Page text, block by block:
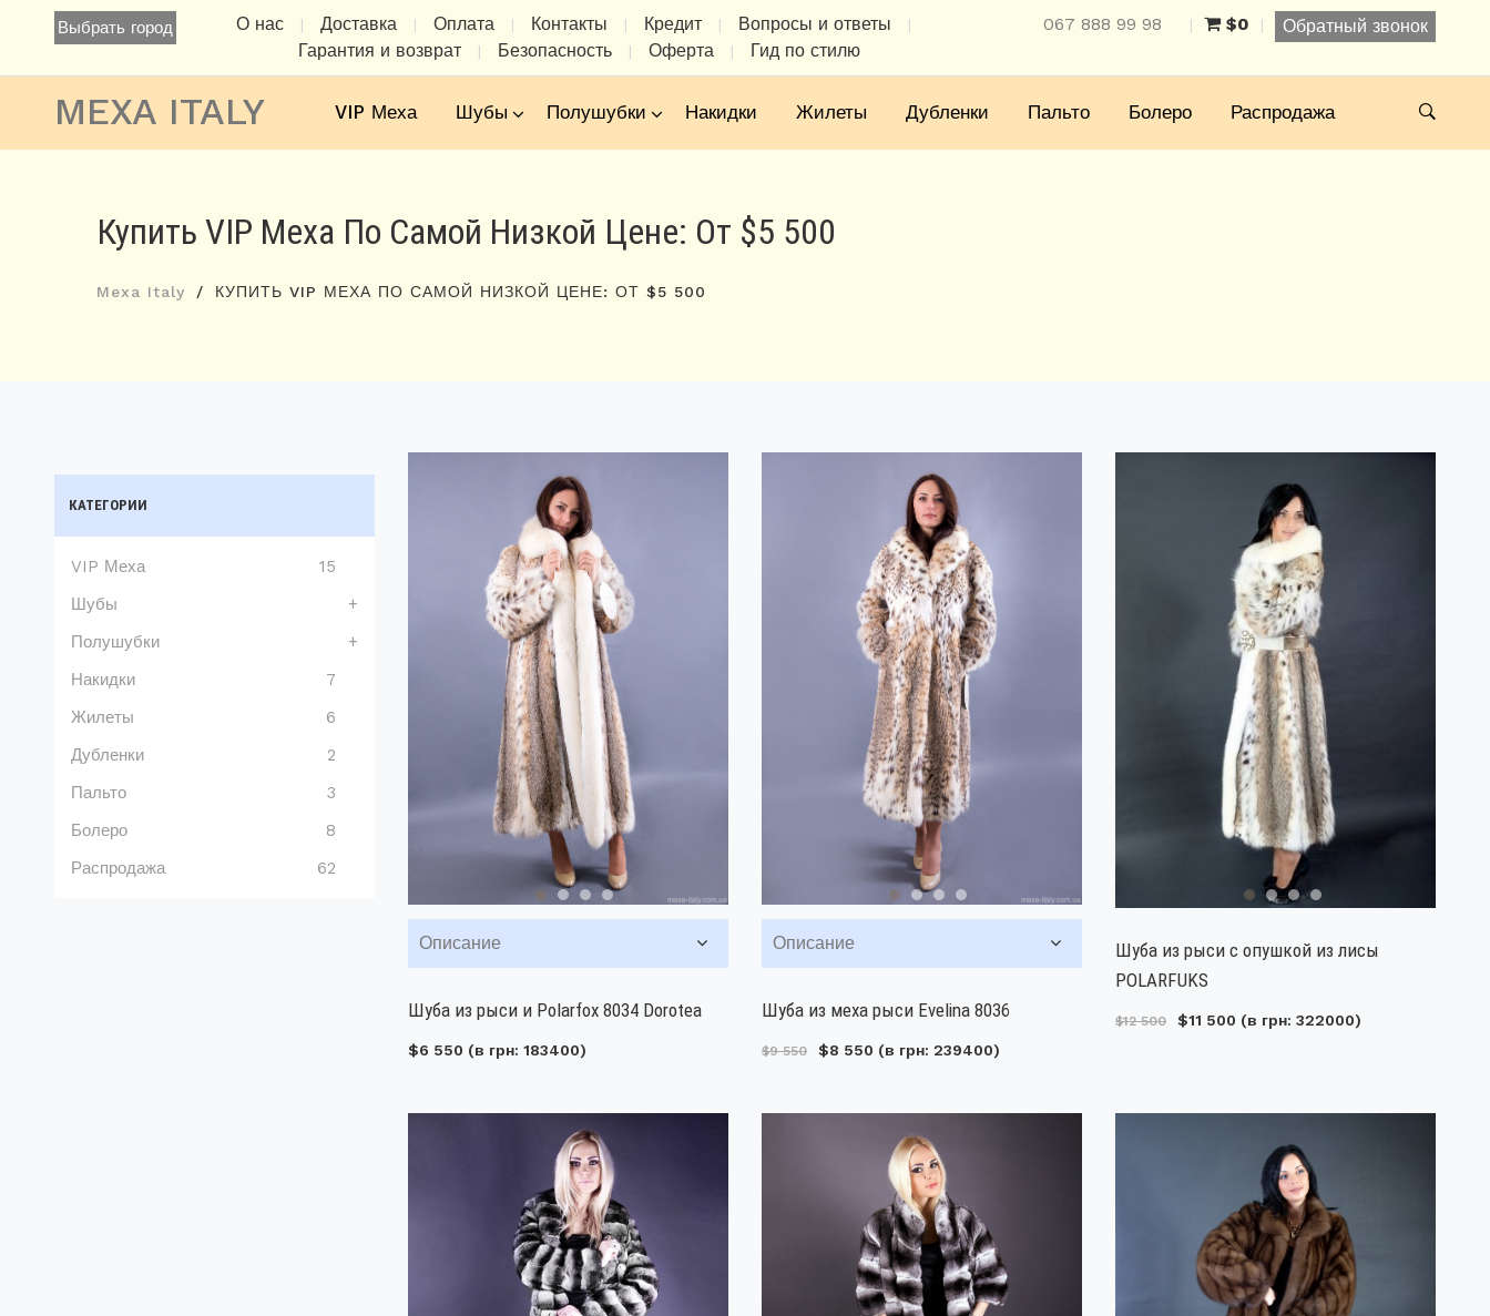
Выбрать город О нас | Доставка | Оплата | Контакты | Кредит | Вопросы и ответы |
Гарантия и возврат | Безопасность | Оферта | Гид по стилю
067 888 99 98 | $0 | Обратный звонок
MEXA ITALY VIP Меха Шубы Полушубки Накидки Жилеты Дубленки Пальто Болеро Распродажа
Купить VIP Меха По Самой Низкой Цене: От $5 500
Mexa Italy КУПИТЬ VIP МЕХА ПО САМОЙ НИЗКОЙ ЦЕНЕ: ОТ $5 500
КАТЕГОРИИ
VIP Меха
15
Шубы
+
Полушубки
+
Накидки
7
Жилеты
6
Дубленки
2
Пальто
3
Болеро
8
Распродажа
62
Описание
Шуба из рыси и Polarfox 8034 Dorotea
$6 550 (в грн: 183400)
Описание
Шуба из меха рыси Evelina 8036
$9 550 $8 550 (в грн: 239400)
Шуба из рыси с опушкой из лисы
POLARFUKS
$12 500 $11 500 (в грн: 322000)